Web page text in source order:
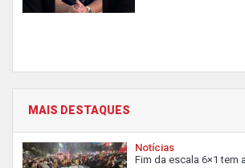
MAIS DESTAQUES
Notícias
Fim da escala 6×1 tem